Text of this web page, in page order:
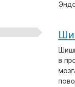
в